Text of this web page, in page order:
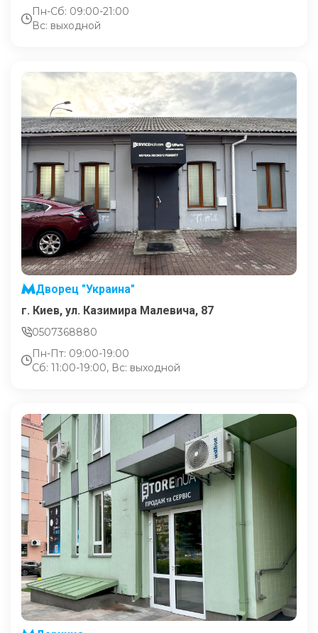
Пн-Сб: 09:00-21:00
Вс: выходной
Дворец "Украина"
г. Киев, ул. Казимира Малевича, 87
0507368880
Пн-Пт: 09:00-19:00
Сб: 11:00-19:00, Вс: выходной